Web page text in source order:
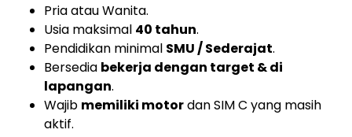
Pria atau Wanita.
Usia maksimal 40 tahun.
Pendidikan minimal SMU / Sederajat.
Bersedia bekerja dengan target & di
lapangan.
Wajib memiliki motordan SIM C yang masih
aktif.